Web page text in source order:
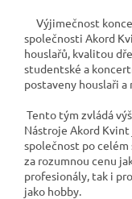
Výjimečnost
společnosti Akord
houslařů, kvalitou
studentské a
postaveny houslaři
Tento tým zvládá
Nástroje Akord
společnost po
za rozumnou cenu
profesionály, tak i
jako hobby.